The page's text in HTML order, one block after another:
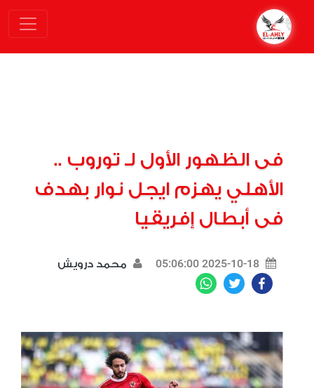
فى الظهور الأول لـ توروب ..
الأهلي يهزم ايجل نوار بهدف
فى أبطال إفريقيا
2025-10-18 05:06:00 محمد درويش
Facebook
Twitter